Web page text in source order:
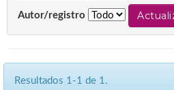
Autor/registro
Resultados 1-1 de 1.